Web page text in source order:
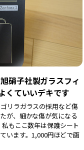
硝子社製ガラスフィ
くていいデキです
リラガラスの採用など傷
が、細かな傷が気になる
もここ数年は保護シート
います。1,000円ほどで画